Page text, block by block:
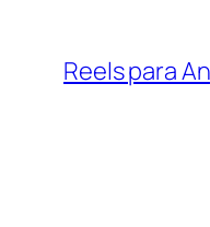
Reels para